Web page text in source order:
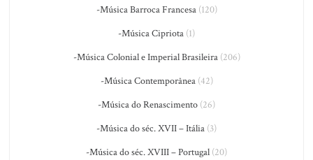
-Música Barroca Francesa(120)
-Música Cipriota (1)
-Música Colonial e Imperial Brasileira(206)
-Música Contemporânea(42)
-Música do Renascimento (26)
-Música do séc. XVII – Itália (3)
-Música do séc. XVIII – Portugal (20)